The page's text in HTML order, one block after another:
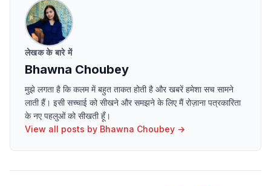
लेखक के बारे में
Bhawna Choubey
मुझे लगता है कि कलम में बहुत ताकत होती है और खबरें हमेशा सच सामने
लाती हैं। इसी सच्चाई को सीखने और समझने के लिए मैं रोज़ाना पत्रकारिता
के नए पहलुओं को सीखती हूँ।
View all posts by Bhawna Choubey →